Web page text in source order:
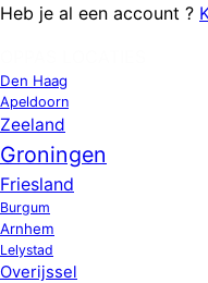
Heb je al een account ?
Den Haag
Apeldoorn
Zeeland
Groningen
Friesland
Burgum
Arnhem
Lelystad
Overijssel